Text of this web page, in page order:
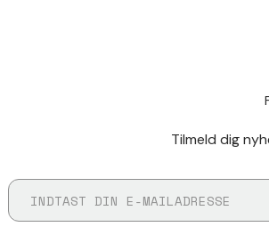
Tilmeld dig